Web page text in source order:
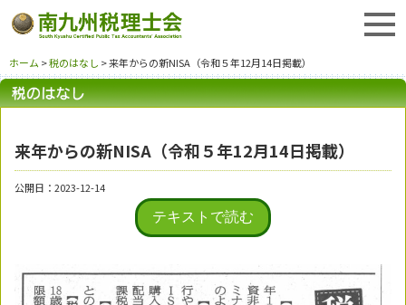
ホーム >税のはなし > 来年からの新NISA（令和５年12月14日掲載）
来年からの新NISA（令和５年12月14日掲載）
公開日：2023-12-14
テキストで読む